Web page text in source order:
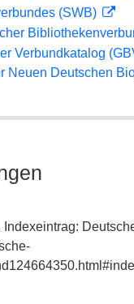
(SWB)
Verbundkatalog
Neuen Deutschen
Indexeintrag: